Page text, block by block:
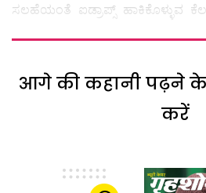
ಸಲಹೆಯಂತೆ ಐಡ್ರಾಪ್ಸ್ ಹಾಕಿಕೊಳ್ಳುವ
आगे की कहानी पढ़ने के
करें